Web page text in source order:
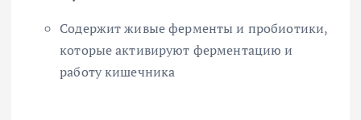
Содержит живые ферменты и пробиотики,
которые активируют ферментацию и
работу кишечника